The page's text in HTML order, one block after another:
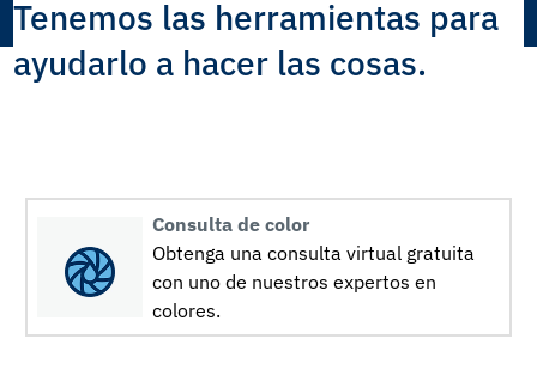
Tenemos las herramientas para
ayudarlo a hacer las cosas.
Consulta de color
Obtenga una consulta virtual gratuita
con uno de nuestros expertos en
colores.